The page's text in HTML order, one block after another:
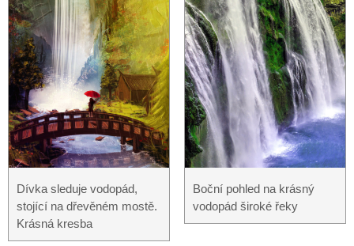
Dívka sleduje vodopád,
stojící na dřevěném mostě.
Krásná kresba
Boční pohled na krásný
vodopád široké řeky